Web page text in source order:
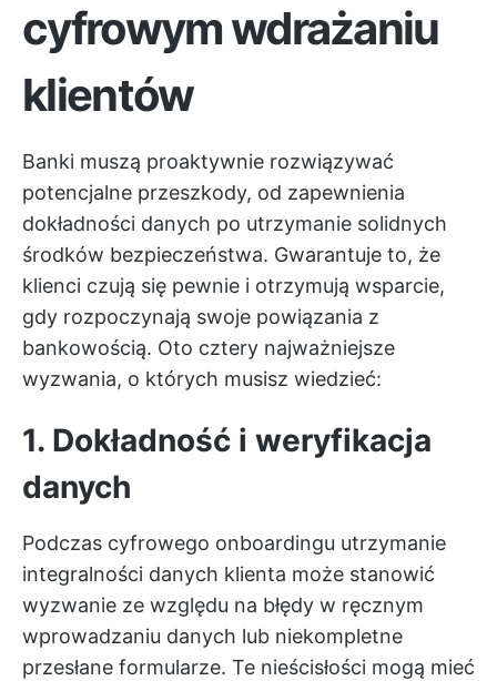
cyfrowym wdrażaniu
klientów
Banki muszą proaktywnie rozwiązywać
potencjalne przeszkody, od zapewnienia
dokładności danych po utrzymanie solidnych
środków bezpieczeństwa. Gwarantuje to, że
klienci czują się pewnie i otrzymują wsparcie,
gdy rozpoczynają swoje powiązania z
bankowością. Oto cztery najważniejsze
wyzwania, o których musisz wiedzieć:
1. Dokładność i weryfikacja
danych
Podczas cyfrowego onboardingu utrzymanie
integralności danych klienta może stanowić
wyzwanie ze względu na błędy w ręcznym
wprowadzaniu danych lub niekompletne
przesłane formularze. Te nieścisłości mogą mieć